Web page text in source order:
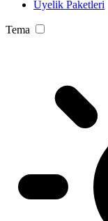
Üyelik Paketleri
Tema